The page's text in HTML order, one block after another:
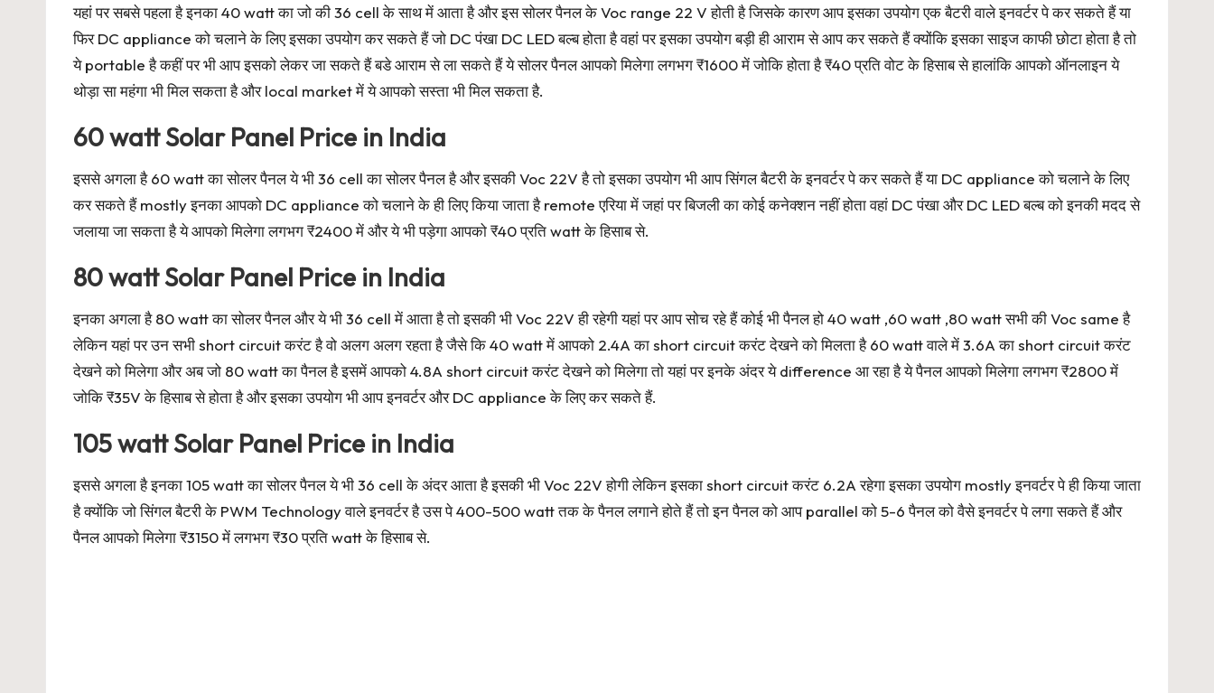
यहां पर सबसे पहला है इनका 40 watt का जो की 36 cell के साथ में आता है और इस सोलर पैनल के Voc range 22 V होती है जिसके कारण आप इसका उपयोग एक बैटरी वाले इनवर्टर पे कर सकते हैं या
फिर DC appliance को चलाने के लिए इसका उपयोग कर सकते हैं जो DC पंखा DC LED बल्ब होता है वहां पर इसका उपयोग बड़ी ही आराम से आप कर सकते हैं क्योंकि इसका साइज काफी छोटा होता है तो
ये portable है कहीं पर भी आप इसको लेकर जा सकते हैं बडे आराम से ला सकते हैं ये सोलर पैनल आपको मिलेगा लगभग ₹1600 में जोकि होता है ₹40 प्रति वोट के हिसाब से हालांकि आपको ऑनलाइन ये
थोड़ा सा महंगा भी मिल सकता है और local market में ये आपको सस्ता भी मिल सकता है.
60 watt Solar Panel Price in India
इससे अगला है 60 watt का सोलर पैनल ये भी 36 cell का सोलर पैनल है और इसकी Voc 22V है तो इसका उपयोग भी आप सिंगल बैटरी के इनवर्टर पे कर सकते हैं या DC appliance को चलाने के लिए
कर सकते हैं mostly इनका आपको DC appliance को चलाने के ही लिए किया जाता है remote एरिया में जहां पर बिजली का कोई कनेक्शन नहीं होता वहां DC पंखा और DC LED बल्ब को इनकी मदद से
जलाया जा सकता है ये आपको मिलेगा लगभग ₹2400 में और ये भी पड़ेगा आपको ₹40 प्रति watt के हिसाब से.
80 watt Solar Panel Price in India
इनका अगला है 80 watt का सोलर पैनल और ये भी 36 cell में आता है तो इसकी भी Voc 22V ही रहेगी यहां पर आप सोच रहे हैं कोई भी पैनल हो 40 watt ,60 watt ,80 watt सभी की Voc same है
लेकिन यहां पर उन सभी short circuit करंट है वो अलग अलग रहता है जैसे कि 40 watt में आपको 2.4A का short circuit करंट देखने को मिलता है 60 watt वाले में 3.6A का short circuit करंट
देखने को मिलेगा और अब जो 80 watt का पैनल है इसमें आपको 4.8A short circuit करंट देखने को मिलेगा तो यहां पर इनके अंदर ये difference आ रहा है ये पैनल आपको मिलेगा लगभग ₹2800 में
जोकि ₹35V के हिसाब से होता है और इसका उपयोग भी आप इनवर्टर और DC appliance के लिए कर सकते हैं.
105 watt Solar Panel Price in India
इससे अगला है इनका 105 watt का सोलर पैनल ये भी 36 cell के अंदर आता है इसकी भी Voc 22V होगी लेकिन इसका short circuit करंट 6.2A रहेगा इसका उपयोग mostly इनवर्टर पे ही किया जाता
है क्योंकि जो सिंगल बैटरी के PWM Technology वाले इनवर्टर है उस पे 400-500 watt तक के पैनल लगाने होते हैं तो इन पैनल को आप parallel को 5-6 पैनल को वैसे इनवर्टर पे लगा सकते हैं और
पैनल आपको मिलेगा ₹3150 में लगभग ₹30 प्रति watt के हिसाब से.